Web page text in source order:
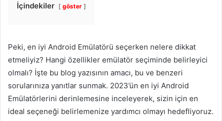
İçindekiler göster
Peki, en iyi Android Emülatörü seçerken nelere dikkat
etmeliyiz? Hangi özellikler emülatör seçiminde belirleyici
olmalı? İşte bu blog yazısının amacı, bu ve benzeri
sorularınıza yanıtlar sunmak. 2023’ün en iyi Android
Emülatörlerini derinlemesine inceleyerek, sizin için en
ideal seçeneği belirlemenize yardımcı olmayı hedefliyoruz.